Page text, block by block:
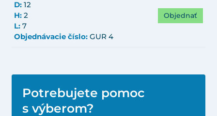
D: 12
H: 2
L: 7
Objednávacie číslo: GUR 4
Objednať
Potrebujete pomoc
s výberom?